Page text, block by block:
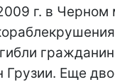
г. в Черном
Грузии. Еще